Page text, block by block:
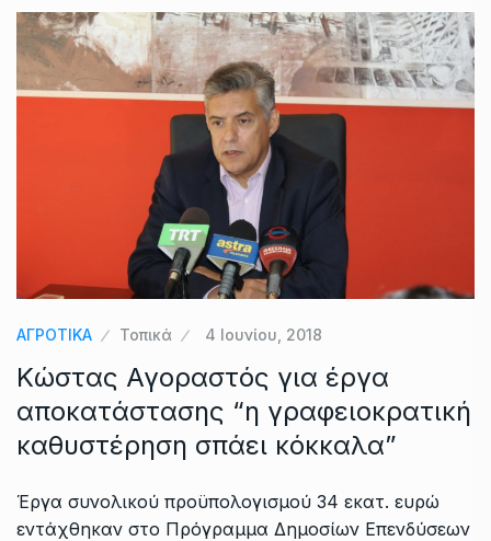
ΑΓΡΟΤΙΚΑ Τοπικά 4 Ιουνίου, 2018
Κώστας Αγοραστός για έργα
αποκατάστασης “η γραφειοκρατική
καθυστέρηση σπάει κόκκαλα”
Έργα συνολικού προϋπολογισμού 34 εκατ. ευρώ
εντάχθηκαν στο Πρόγραμμα Δημοσίων Επενδύσεων